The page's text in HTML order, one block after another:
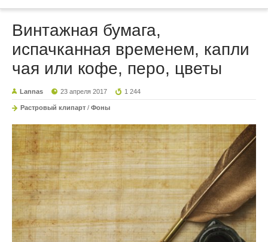
Винтажная бумага,
испачканная временем, капли
чая или кофе, перо, цветы
Lannas 23 апреля 2017 1 244
Растровый клипарт / Фоны